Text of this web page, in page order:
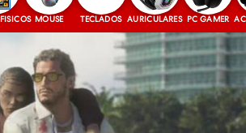
MOUSE TECLADOS AURICULARES PC GAMER